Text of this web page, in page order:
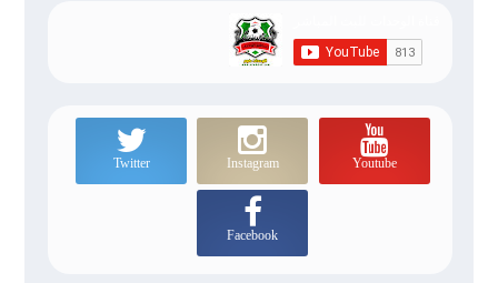
Youtube
Instagram
Twitter
Facebook